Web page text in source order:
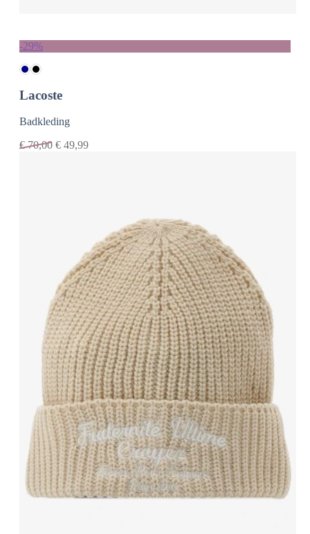
-29%
Lacoste
Badkleding
€70,00 € 49,99